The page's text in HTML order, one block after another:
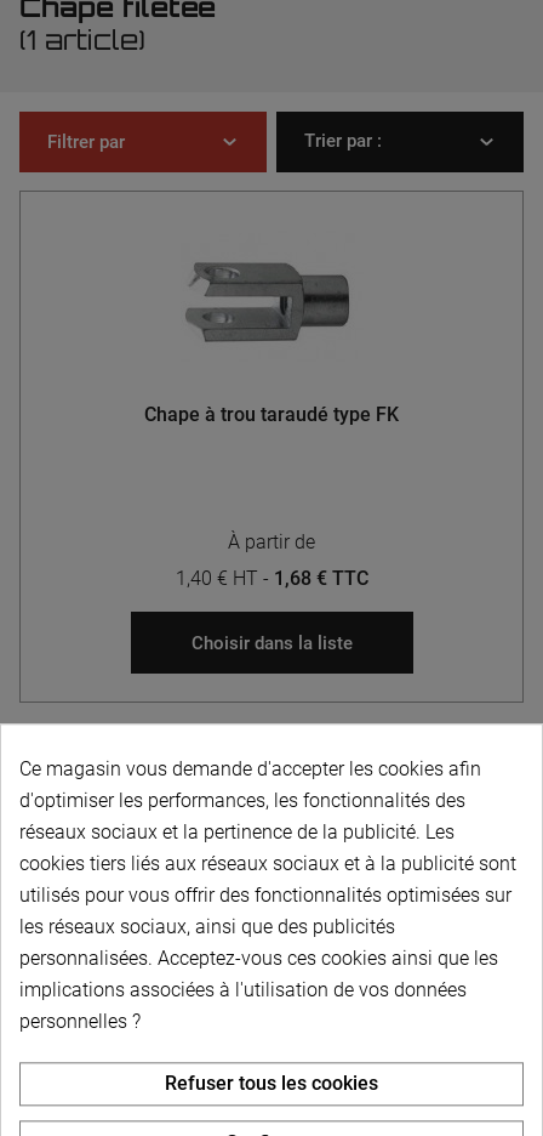
Chape filetée
(1 article)
Filtrer par Trier par :
Chape à trou taraudé type FK
À partir de
1,40 € HT - 1,68 € TTC
Choisir dans la liste
PAIEMENT SÉCURISÉ
LIVRAISON PERSONNALISÉE
Ce magasin vous demande d'accepter les cookies afin
d'optimiser les performances, les fonctionnalités des
réseaux sociaux et la pertinence de la publicité. Les
cookies tiers liés aux réseaux sociaux et à la publicité sont
utilisés pour vous offrir des fonctionnalités optimisées sur
les réseaux sociaux, ainsi que des publicités
personnalisées. Acceptez-vous ces cookies ainsi que les
implications associées à l'utilisation de vos données
personnelles ?
Refuser tous les cookies